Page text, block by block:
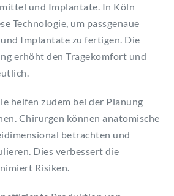
und Implantate. In Köln
Technologie, um passgenaue
Implantate zu fertigen. Die
erhöht den Tragekomfort und
helfen zudem bei der Planung
Chirurgen können anatomische
betrachten und
Dies verbessert die
Risiken.